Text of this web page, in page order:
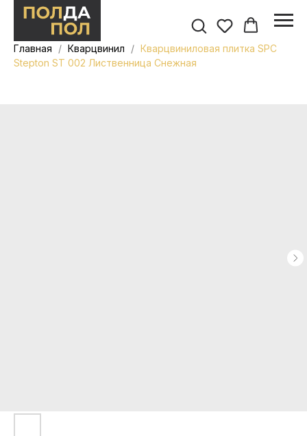
Главная Кварцвинил
Кварцвиниловая плитка SPC
Stepton ST 002 Лиственница Снежная